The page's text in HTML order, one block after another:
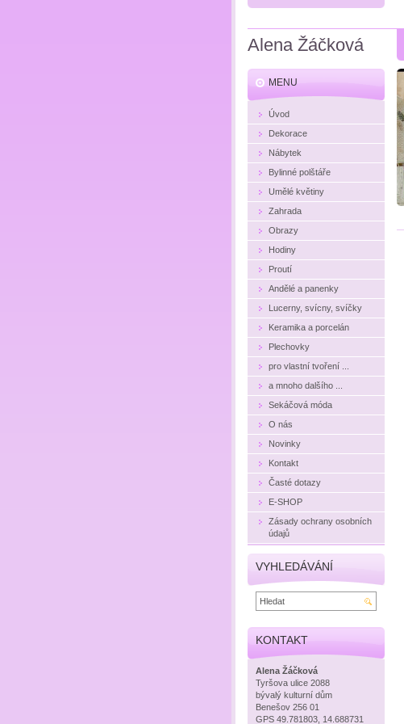
Alena Žáčková
MENU
Úvod
Dekorace
Nábytek
Bylinné polštáře
Umělé květiny
Zahrada
Obrazy
Hodiny
Proutí
Andělé a panenky
Lucerny, svícny, svíčky
Keramika a porcelán
Plechovky
pro vlastní tvoření ...
a mnoho dalšího ...
Sekáčová móda
O nás
Novinky
Kontakt
Časté dotazy
E-SHOP
Zásady ochrany osobních
údajů
VYHLEDÁVÁNÍ
KONTAKT
Alena Žáčková
Tyršova ulice 2088
bývalý kulturní dům
Benešov 256 01
GPS 49.781803, 14.688731